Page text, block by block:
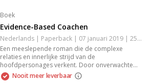
Boek
Evidence-Based Coachen
Nederlands | Paperback | 07 januari 2019 | 254 pagina's | 9789041510761
Een meeslepende roman die de complexe
relaties en innerlijke strijd van de
hoofdpersonages verkent. Door onverwachte
wendingen en diepgaande emoties wordt je
meegenomen in hun wereld, waar liefde en
Nooit meer leverbaar